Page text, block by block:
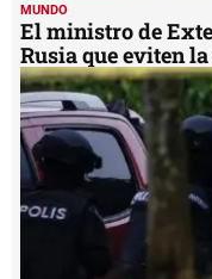
MUNDO
El ministro de
Rusia que eviten